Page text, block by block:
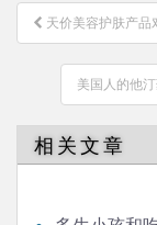
文
章
天价美容护肤产品
美国人的他
相关文章